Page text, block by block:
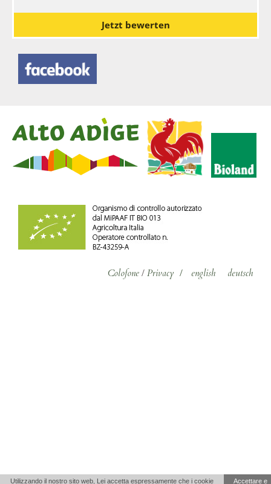
Jetzt bewerten
Colofone / Privacy / english deutsch
Utilizzando il nostro sito web, Lei accetta espressamente che i cookie Accettare e